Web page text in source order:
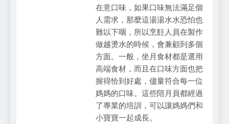
在意口味，如果口味無法滿足個
人需求，那麼這湯湯水水恐怕也
難以下咽，所以烹飪人員在製作
做越燙水的時候，會兼顧到多個
方面。一般，坐月食材都是選用
高端食材，而且在口味方面也把
握得恰到好處，儘量符合每一位
媽媽的口味。這些陪月員都經過
了專業的培訓，可以讓媽媽們和
小寶寶一起成長。